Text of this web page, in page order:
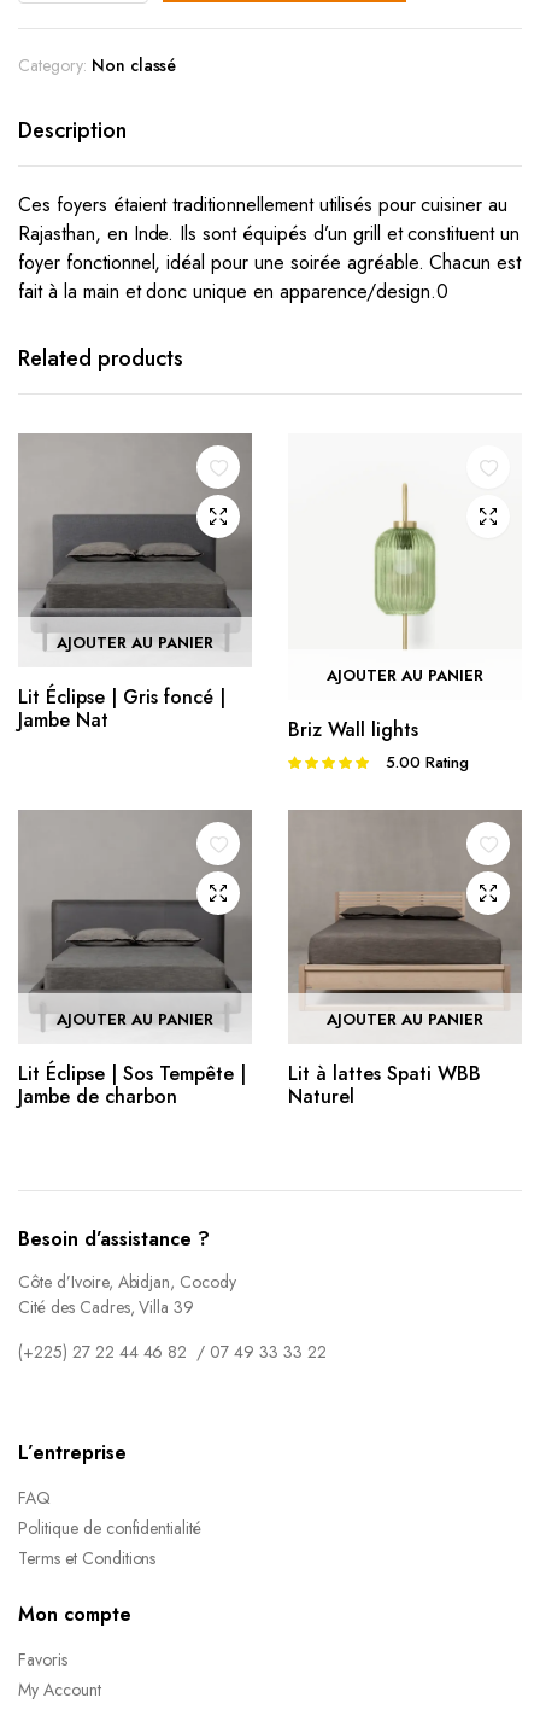
Category: Non classé
Description
Ces foyers étaient traditionnellement utilisés pour cuisiner au
Rajasthan, en Inde. Ils sont équipés d’un grill et constituent un
foyer fonctionnel, idéal pour une soirée agréable.Chacun est
fait à la main et donc unique en apparence/design.0
Related products
AJOUTER AU PANIER
Lit Éclipse | Gris foncé |
Jambe Nat
AJOUTER AU PANIER
Briz Wall lights
Note
5.00 Rating
AJOUTER AU PANIER
Lit Éclipse | Sos Tempête |
Jambe de charbon
AJOUTER AU PANIER
Lit à lattes Spati WBB
Naturel
Besoin d’assistance ?
Côte d’Ivoire, Abidjan, Cocody
Cité des Cadres, Villa 39
(+225) 27 22 44 46 82 / 07 49 33 33 22
L’entreprise
FAQ
Politique de confidentialité
Terms et Conditions
Mon compte
Favoris
My Account